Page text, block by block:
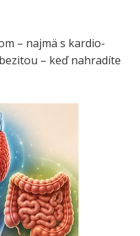
– najmä s kardio-
– keď nahradíte